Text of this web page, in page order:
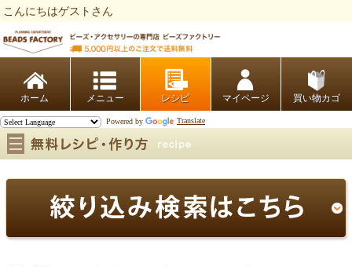
こんにちはゲストさん
ホーム レシピ マイページ 買い物カゴ
Powered by Translate